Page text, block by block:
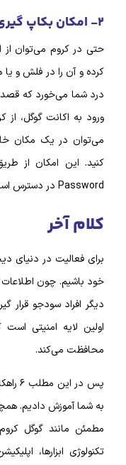
۲- امکان بکاپ‌ گیری از رمز ها
حتی در کروم می‌توان از
کرده و آن را در فلش و یا
درد شما می‌خورد که
ورود به اکانت گوگل، از
می‌توان در یک مکان
Password در دسترس است.
کلام آخر
برای فعالیت در دنیای
خود باشیم. چون
دیگر افراد سودجو قرار
اولین لایه امنیتی
محافظت می‌کند.
پس در
به شما آموزش دادیم.
مطمئن مانند گوگل
تکنولوژی ابزارها،